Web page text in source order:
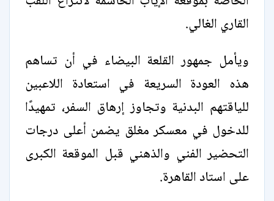
القاري الغالي.
ويأمل جمهور القلعة البيضاء في أن تساهم
هذه العودة السريعة في استعادة اللاعبين
للياقتهم البدنية وتجاوز إرهاق السفر، تمهيدًا
للدخول في معسكر مغلق يضمن أعلى درجات
التحضير الفني والذهني قبل الموقعة الكبرى
على استاد القاهرة.